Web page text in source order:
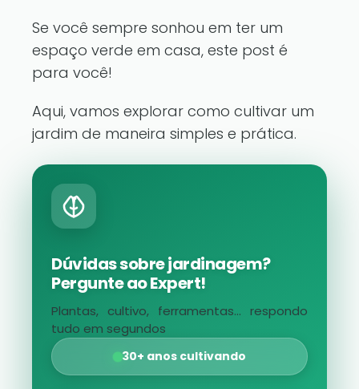
Se você sempre sonhou em ter um
espaço verde em casa, este post é
para você!
Aqui, vamos explorar como cultivar um
jardim de maneira simples e prática.
Dúvidas sobre jardinagem?
Pergunte ao Expert!
Plantas, cultivo, ferramentas... respondo
tudo em segundos
30+ anos cultivando